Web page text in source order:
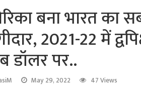
बना भारत का
2021-22 में
डॉलर पर..
May 29, 2022 47 Views